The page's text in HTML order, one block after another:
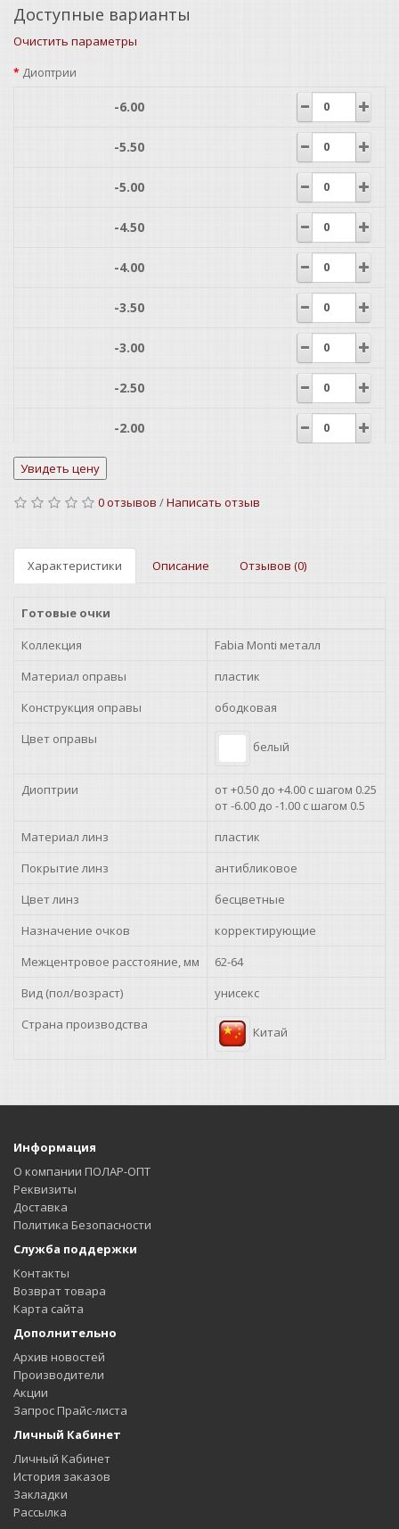
Доступные варианты
Очистить параметры
Диоптрии
-6.00
-5.50
-5.00
-4.50
-4.00
-3.50
-3.00
-2.50
-2.00
-1.00
-0.75
-0.50
+1.00
+2.25
+2.25
+2.75
+3.25
+4.00
0 отзывов /Написать отзыв
Характеристики Описание Отзывов (0)
Готовые очки
Коллекция
Fabia Monti металл
Материал оправы
пластик
Конструкция оправы
ободковая
Цвет оправы
белый
Диоптрии
от +0.50 до +4.00 с шагом 0.25
от -6.00 до -1.00 с шагом 0.5
Материал линз
пластик
Покрытие линз
антибликовое
Цвет линз
бесцветные
Назначение очков
корректирующие
Межцентровое расстояние, мм
62-64
Вид (пол/возраст)
унисекс
Страна производства
Китай
Информация
О компании ПОЛАР-ОПТ
Реквизиты
Доставка
Политика Безопасности
Служба поддержки
Контакты
Возврат товара
Карта сайта
Дополнительно
Архив новостей
Производители
Акции
Запрос Прайс-листа
Личный Кабинет
Личный Кабинет
История заказов
Закладки
Рассылка